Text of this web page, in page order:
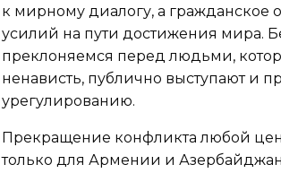
к мирному диалогу, а гражданское
усилий на пути достижения мира.
преклоняемся перед людьми,
ненависть, публично выступают и
урегулированию.
Прекращение конфликта любой
только для Армении и